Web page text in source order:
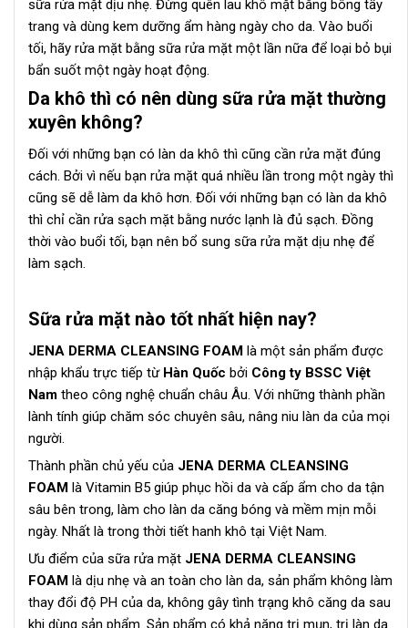
sữa rửa mặt dịu nhẹ. Đừng quên lau khô mặt bằng bông tẩy
trang và dùng kem dưỡng ẩm hàng ngày cho da. Vào buổi
tối, hãy rửa mặt bằng sữa rửa mặt một lần nữa để loại bỏ bụi
bẩn suốt một ngày hoạt động.
Da khô thì có nên dùng sữa rửa mặt thường
xuyên không?
Đối với những bạn có làn da khô thì cũng cần rửa mặt đúng
cách. Bởi vì nếu bạn rửa mặt quá nhiều lần trong một ngày thì
cũng sẽ dễ làm da khô hơn. Đối với những bạn có làn da khô
thì chỉ cần rửa sạch mặt bằng nước lạnh là đủ sạch. Đồng
thời vào buổi tối, bạn nên bổ sung sữa rửa mặt dịu nhẹ để
làm sạch.
Sữa rửa mặt nào tốt nhất hiện nay?
JENA DERMA CLEANSING FOAM là một sản phẩm được
nhập khẩu trực tiếp từ Hàn Quốc bởi Công ty BSSC Việt
Nam theo công nghệ chuẩn châu Âu. Với những thành phần
lành tính giúp chăm sóc chuyên sâu, nâng niu làn da của mọi
người.
Thành phần chủ yếu của JENA DERMA CLEANSING
FOAM là Vitamin B5 giúp phục hồi da và cấp ẩm cho da tận
sâu bên trong, làm cho làn da căng bóng và mềm mịn mỗi
ngày. Nhất là trong thời tiết hanh khô tại Việt Nam.
Ưu điểm của sữa rửa mặt JENA DERMA CLEANSING
FOAM là dịu nhẹ và an toàn cho làn da, sản phẩm không làm
thay đổi độ PH của da, không gây tình trạng khô căng da sau
khi dùng sản phẩm. Sản phẩm có khả năng trị mụn, trị làn da